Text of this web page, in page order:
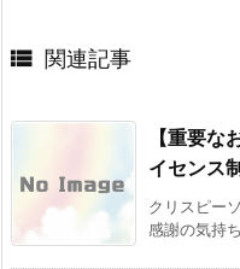
 関連記事
【重要な
イセンス
クリスピー
感謝の気持